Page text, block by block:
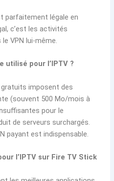
parfaitement légale en
c’est les activités
VPN lui-même.
utilisé pour l’IPTV ?
gratuits imposent des
(souvent 500 Mo/mois à
pour le
de serveurs surchargés.
payant est indispensable.
l’IPTV sur Fire TV Stick